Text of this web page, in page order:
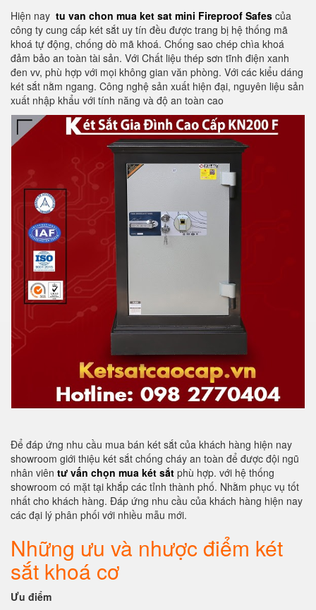
Hiện nay tu van chon mua ket sat mini Fireproof Safes của
công ty cung cấp két sắt uy tín đều được trang bị hệ thống mã
khoá tự động, chống dò mã khoá. Chống sao chép chìa khoá
đảm bảo an toàn tài sản. Với Chất liệu thép sơn tĩnh điện xanh
đen vv, phù hợp với mọi không gian văn phòng. Với các kiểu dáng
két sắt nằm ngang. Công nghệ sản xuất hiện đại, nguyên liệu sản
xuất nhập khẩu với tính năng và độ an toàn cao
Để đáp ứng nhu cầu mua bán két sắt của khách hàng hiện nay
showroom giới thiệu két sắt chống cháy an toàn để được đội ngũ
nhân viên tư vấn chọn mua két sắt phù hợp. với hệ thống
showroom có mặt tại khắp các tỉnh thành phố. Nhằm phục vụ tốt
nhất cho khách hàng. Đáp ứng nhu cầu của khách hàng hiện nay
các đại lý phân phối với nhiều mẫu mới.
Những ưu và nhược điểm két
sắt khoá cơ
Ưu điểm